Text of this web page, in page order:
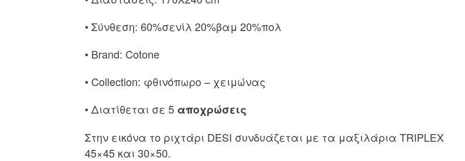
was:
38.00€.
τιμή
είναι:
• Σύνθεση: 60%σενίλ 20%βαμ 20%πολ
• Brand: Cotone
• Collection: φθινόπωρο – χειμώνας
• Διατίθεται σε 5αποχρώσεις
Στην εικόνα το ριχτάρι DESI συνδυάζεται με τα μαξιλάρια TRIPLEX
45×45 και 30×50.